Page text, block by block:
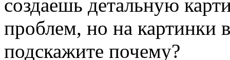
создаешь детальную
проблем, но на картинки
подскажите почему?